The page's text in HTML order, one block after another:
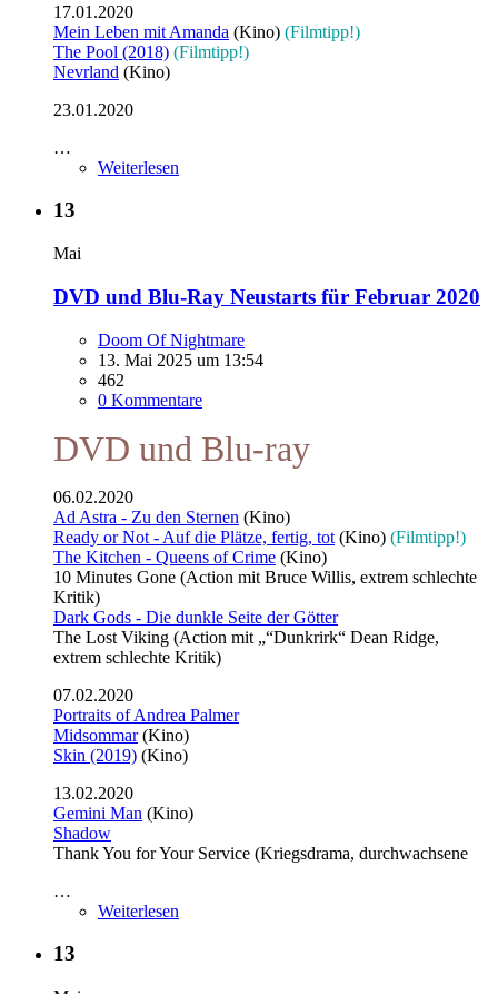
17.01.2020
Mein Leben mit Amanda (Kino) (Filmtipp!)
The Pool (2018) (Filmtipp!)
Nevrland (Kino)
23.01.2020
…
Weiterlesen
13
Mai
DVD und Blu-Ray Neustarts für Februar 2020
Doom Of Nightmare
13. Mai 2025 um 13:54
462
0 Kommentare
DVD und Blu-ray
06.02.2020
Ad Astra - Zu den Sternen (Kino)
Ready or Not - Auf die Plätze, fertig, tot (Kino) (Filmtipp!)
The Kitchen - Queens of Crime (Kino)
10 Minutes Gone (Action mit Bruce Willis, extrem schlechte
Kritik)
Dark Gods - Die dunkle Seite der Götter
The Lost Viking (Action mit „“Dunkrirk“ Dean Ridge,
extrem schlechte Kritik)
07.02.2020
Portraits of Andrea Palmer
Midsommar(Kino)
Skin (2019) (Kino)
13.02.2020
Gemini Man (Kino)
Shadow
Thank You for Your Service (Kriegsdrama, durchwachsene
…
Weiterlesen
13